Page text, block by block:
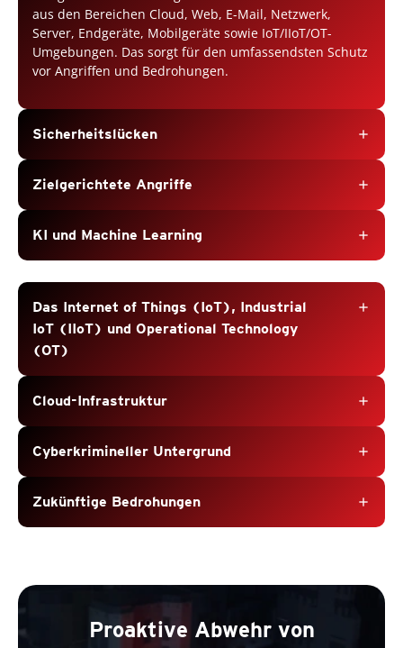
aus den Bereichen Cloud, Web, E-Mail, Netzwerk,
Server, Endgeräte, Mobilgeräte sowie IoT/IIoT/OT-
Umgebungen. Das sorgt für den umfassendsten Schutz
vor Angriffen und Bedrohungen.
Sicherheitslücken add
Zielgerichtete Angriffe add
KI und Machine Learning add
Das Internet of Things (IoT), Industrial
IoT (IIoT) und Operational Technology
(OT)
add
Cloud-Infrastruktur add
Cyberkrimineller Untergrund add
Zukünftige Bedrohungen add
Proaktive Abwehr von